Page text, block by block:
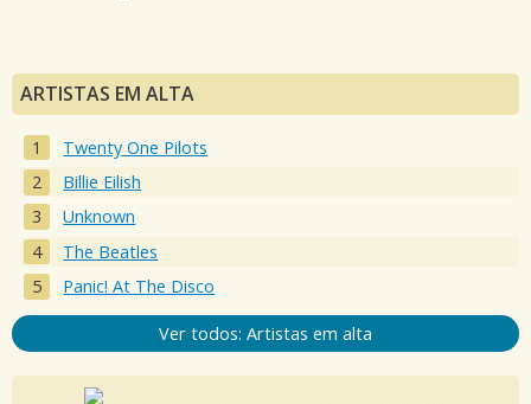
ARTISTAS EM ALTA
Twenty One Pilots
Billie Eilish
Unknown
The Beatles
Panic! At The Disco
Ver todos: Artistas em alta